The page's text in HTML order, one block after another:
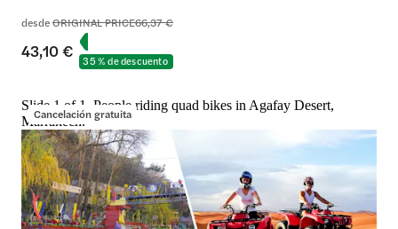
desdeORIGINAL PRICE66,37 €
43,10 € 35 % de descuento
Cancelación gratuita
Slide 1 of 1, People riding quad bikes in Agafay Desert,
Marrakech.